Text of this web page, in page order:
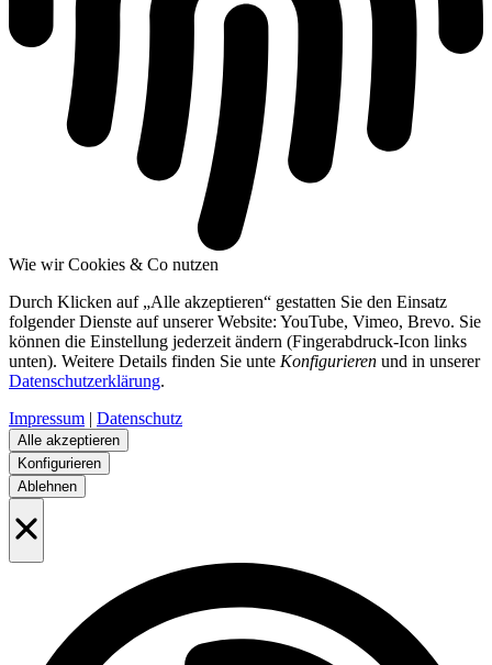
Wie wir Cookies & Co nutzen
Durch Klicken auf „Alle akzeptieren“ gestatten Sie den Einsatz
folgender Dienste auf unserer Website: YouTube, Vimeo, Brevo. Sie
können die Einstellung jederzeit ändern (Fingerabdruck-Icon links
unten). Weitere Details finden Sie unte Konfigurieren und in unserer
Datenschutzerklärung.
Impressum | Datenschutz
Alle akzeptieren
Konfigurieren
Ablehnen